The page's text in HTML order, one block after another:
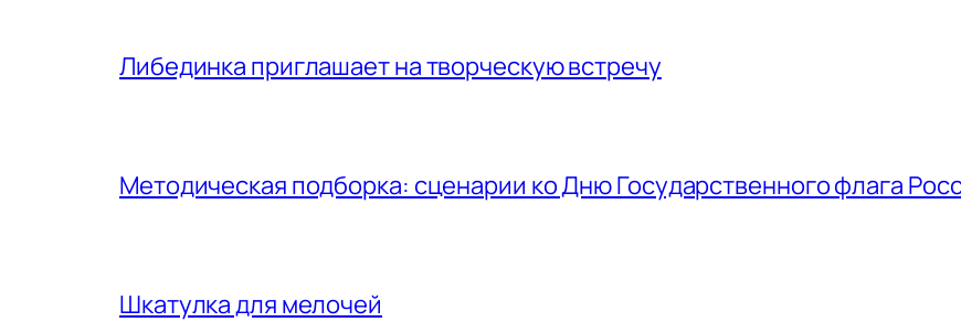
Либединка приглашает на творческую встречу
Методическая подборка: сценарии ко Дню Государственного флага
Шкатулка для мелочей